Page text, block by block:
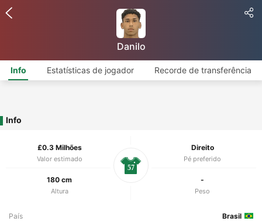
Danilo
Info Estatísticas de jogador Recorde de transferência
Info
£0.3 Milhões
Valor estimado
Direito
Pé preferido
180 cm
Altura
-
Peso
57
País Brasil